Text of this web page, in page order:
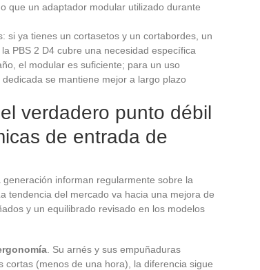
que un adaptador modular utilizado durante
si ya tienes un cortasetos y un cortabordes, un
PBS 2 D4 cubre una necesidad específica
el modular es suficiente; para un uso
se mantiene mejor a largo plazo
verdadero punto débil
de entrada de
informan regularmente sobre la
tendencia del mercado va hacia una mejora de
y un equilibrado revisado en los modelos
. Su arnés y sus empuñaduras
(menos de una hora), la diferencia sigue